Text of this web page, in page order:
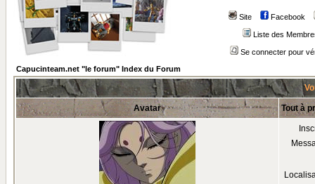
Site Facebook
Liste des
Se connecter pour
Capucinteam.net "le forum" Index du Forum
Avatar Tout à